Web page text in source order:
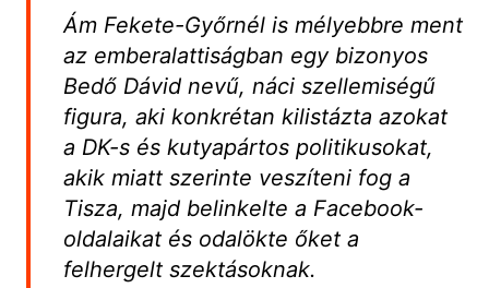
Ám Fekete-Győrnél is mélyebbre ment
az emberalattiságban egy bizonyos
Bedő Dávid nevű, náci szellemiségű
figura, aki konkrétan kilistázta azokat
a DK-s és kutyapártos politikusokat,
akik miatt szerinte veszíteni fog a
Tisza, majd belinkelte a Facebook-
oldalaikat és odalökte őket a
felhergelt szektásoknak.